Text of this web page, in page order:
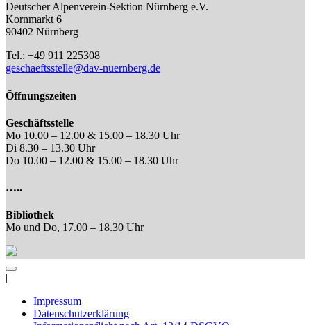
Deutscher Alpenverein-Sektion Nürnberg e.V.
Kornmarkt 6
90402 Nürnberg
Tel.: +49 911 225308
geschaeftsstelle@dav-nuernberg.de
Öffnungszeiten
Geschäftsstelle
Mo 10.00 – 12.00 & 15.00 – 18.30 Uhr
Di 8.30 – 13.30 Uhr
Do 10.00 – 12.00 & 15.00 – 18.30 Uhr
…..
Bibliothek
Mo und Do, 17.00 – 18.30 Uhr
Impressum
Datenschutzerklärung